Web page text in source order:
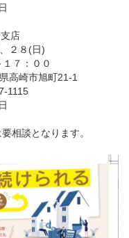
店
２８(日)
７：００
高崎市旭町21-1
1115
相談となります。